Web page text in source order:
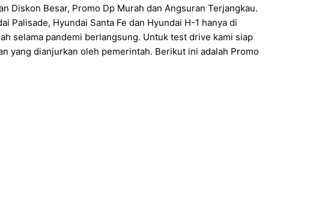
Diskon Besar, Promo Dp Murah dan Angsuran Terjangkau.
Palisade, Hyundai Santa Fe dan Hyundai H-1 hanya di
selama pandemi berlangsung. Untuk test drive kami siap
yang dianjurkan oleh pemerintah. Berikut ini adalah Promo